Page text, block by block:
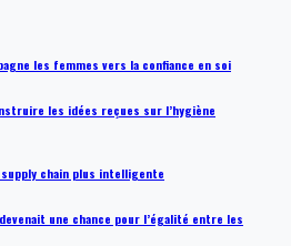
les femmes vers la confiance en soi
les idées reçues sur l’hygiène
supply chain plus intelligente
une chance pour l’égalité entre les